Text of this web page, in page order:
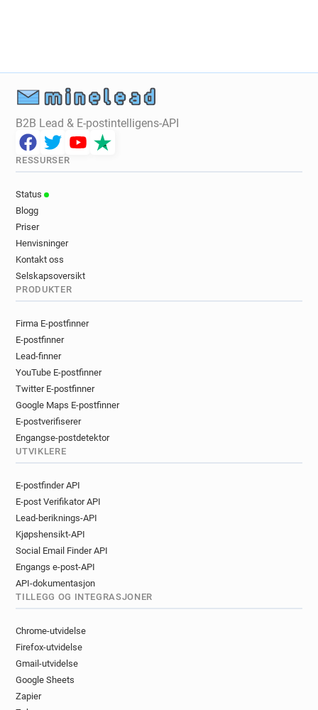
B2B Lead & E-postintelligens-API
RESSURSER
Status
Blogg
Priser
Henvisninger
Kontakt oss
Selskapsoversikt
PRODUKTER
Firma E-postfinner
E-postfinner
Lead-finner
YouTube E-postfinner
Twitter E-postfinner
Google Maps E-postfinner
E-postverifiserer
Engangse-postdetektor
UTVIKLERE
E-postfinder API
E-post Verifikator API
Lead-beriknings-API
Kjøpshensikt-API
Social Email Finder API
Engangs e-post-API
API-dokumentasjon
TILLEGG OG INTEGRASJONER
Chrome-utvidelse
Firefox-utvidelse
Gmail-utvidelse
Google Sheets
Zapier